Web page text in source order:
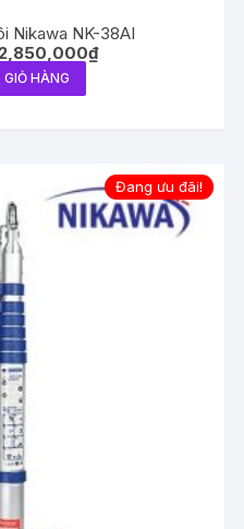
Nikawa NK-38AI
2,850,000₫
HÀNG
Đang ưu đãi!